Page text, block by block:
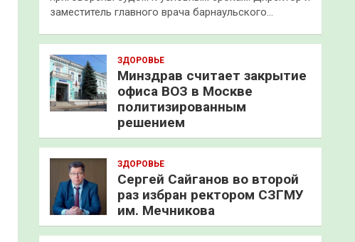
заместитель главного врача барнаульского…
ЗДОРОВЬЕ
Минздрав считает закрытие
офиса ВОЗ в Москве
политизированным
решением
ЗДОРОВЬЕ
Сергей Сайганов во второй
раз избран ректором СЗГМУ
им. Мечникова